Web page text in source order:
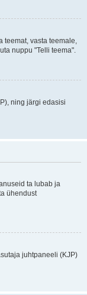
teemat, vasta teemale,
nuppu "Telli teema".
ning järgi edasisi
ta lubab ja
ühendust
juhtpaneeli (KJP)